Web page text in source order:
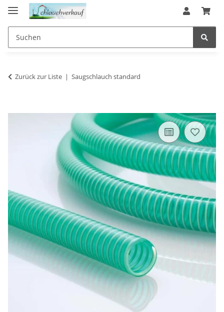
Zurück zur Liste Saugschlauch standard